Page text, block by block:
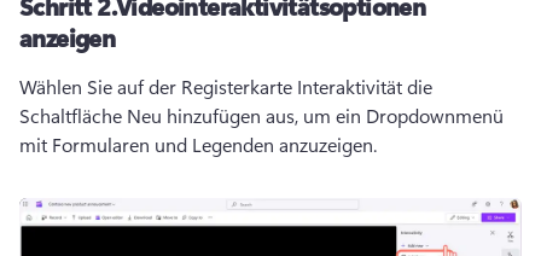
anzeigen
Wählen Sie auf der Registerkarte Interaktivität die
Schaltfläche Neu hinzufügen aus, um ein Dropdownmenü
mit Formularen und Legenden anzuzeigen.